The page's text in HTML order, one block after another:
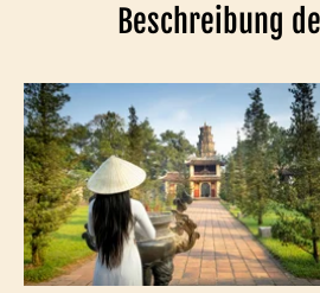
Beschreibung